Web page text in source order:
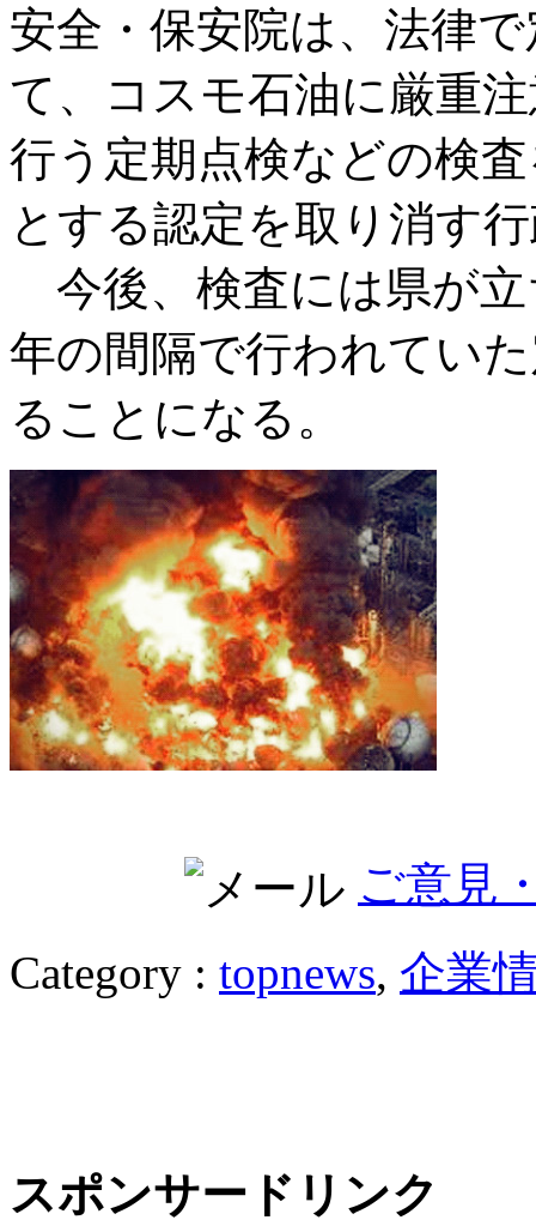
安全・保安院は、法律
て、コスモ石油に厳重
行う定期点検などの検
とする認定を取り消す
今後、検査には県が
年の間隔で行われてい
ることになる。
ご意見
Category : topnews, 企業
スポンサードリンク